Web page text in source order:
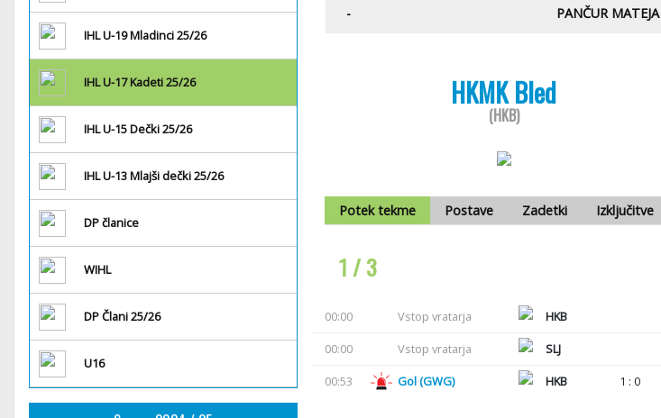
IHL U-19 Mladinci 25/26
IHL U-17 Kadeti 25/26
IHL U-15 Dečki 25/26
IHL U-13 Mlajši dečki 25/26
DP članice
WIHL
DP Člani 25/26
U16
- PANČUR MATEJA
HKMK Bled
(HKB)
Potek tekme Postave Zadetki Izključitve
1 / 3
00:00 Vstop vratarja HKB
00:00
Vstop vratarja SLJ
00:53
Gol (GWG) HKB 1 : 0